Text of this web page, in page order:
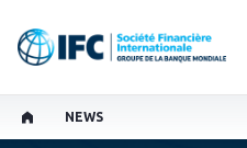
NEWS